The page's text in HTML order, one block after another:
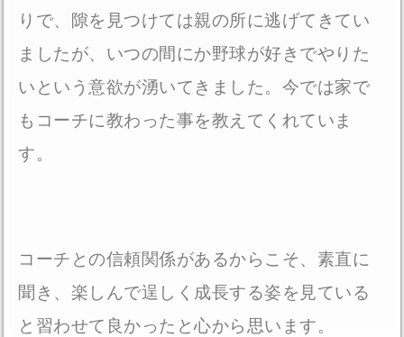
りで、隙を見つけては親の所に逃げてきてい
ましたが、いつの間にか野球が好きでやりた
いという意欲が湧いてきました。今では家で
もコーチに教わった事を教えてくれていま
す。
コーチとの信頼関係があるからこそ、素直に
聞き、楽しんで逞しく成長する姿を見ている
と習わせて良かったと心から思います。